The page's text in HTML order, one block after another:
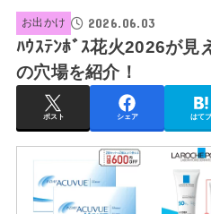
お出かけ 2026.06.03
ﾊｳｽﾃﾝﾎﾞｽ花火2026が見
の穴場を紹介！
ポスト シェア はてブ